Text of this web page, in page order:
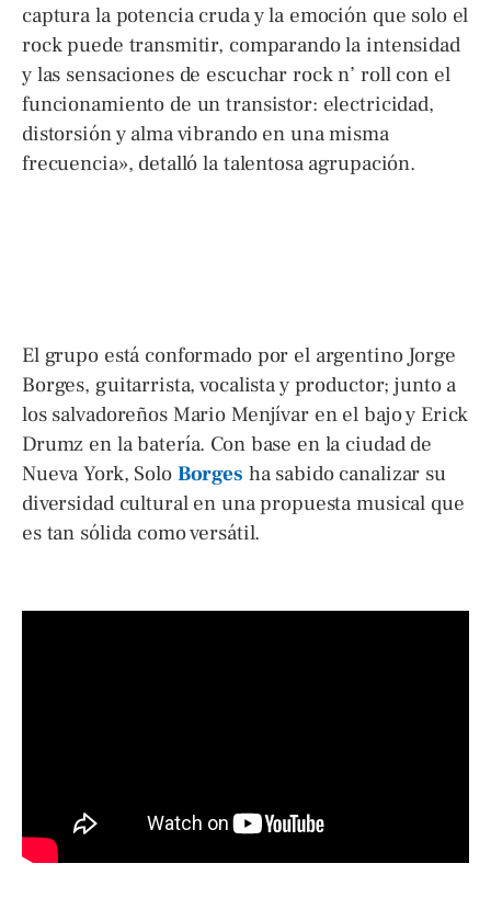
captura la potencia cruda y la emoción que solo el
rock puede transmitir, comparando la intensidad
y las sensaciones de escuchar rock n’ roll con el
funcionamiento de un transistor: electricidad,
distorsión y alma vibrando en una misma
frecuencia», detalló la talentosa agrupación.
El grupo está conformado por el argentino Jorge
Borges, guitarrista, vocalista y productor; junto a
los salvadoreños Mario Menjívar en el bajo y Erick
Drumz en la batería. Con base en la ciudad de
Nueva York, Solo Borges ha sabido canalizar su
diversidad cultural en una propuesta musical que
es tan sólida como versátil.